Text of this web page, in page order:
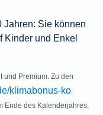
Jahren: Sie können
Kinder und Enkel
und Premium. Zu den
klimabonus-ko.
Ende des Kalenderjahres,